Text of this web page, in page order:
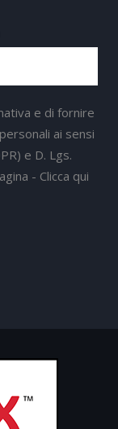
e di fornire
ai sensi
e D. Lgs.
- Clicca qui